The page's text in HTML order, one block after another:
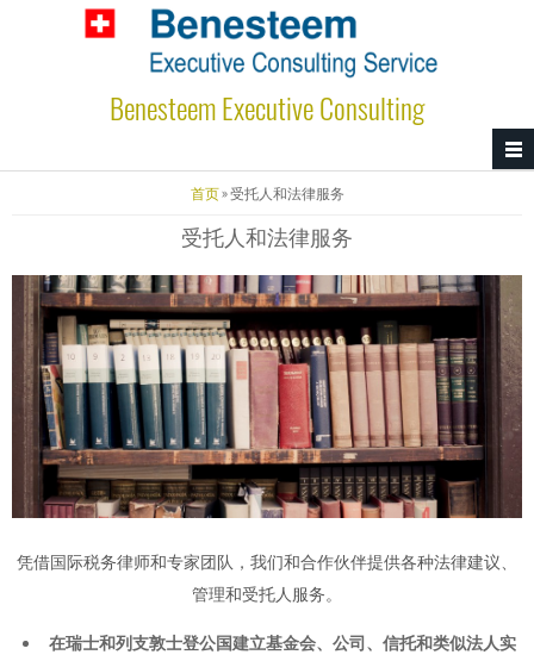
跳转到主要内容
Benesteem Executive Consulting
首页» 受托人和法律服务
受托人和法律服务
凭借国际税务律师和专家团队，我们和合作伙伴提供各种法律建议、
管理和受托人服务。
在瑞士和列支敦士登公国建立基金会、公司、信托和类似法人实